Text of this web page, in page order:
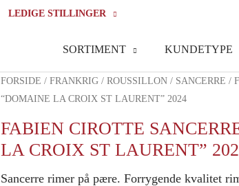
LEDIGE STILLINGER
SORTIMENT KUNDETYPE
FORSIDE / FRANKRIG / ROUSSILLON / SANCERRE /
“DOMAINE LA CROIX ST LAURENT” 2024
FABIEN CIROTTE
LA CROIX ST LAURENT”
Sancerre rimer på pære. Forrygende kvalitet